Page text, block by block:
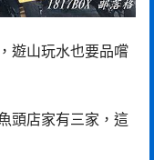
遊山玩水也要品嚐
頭店家有三家，這